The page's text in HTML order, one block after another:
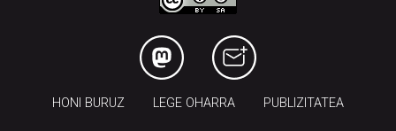
HONI BURUZ LEGE OHARRA PUBLIZITATEA